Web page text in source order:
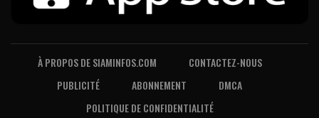
À PROPOS DE SIAMINFOS.COM
CONTACTEZ-NOUS
PUBLICITÉ
ABONNEMENT
DMCA
POLITIQUE DE CONFIDENTIALITÉ